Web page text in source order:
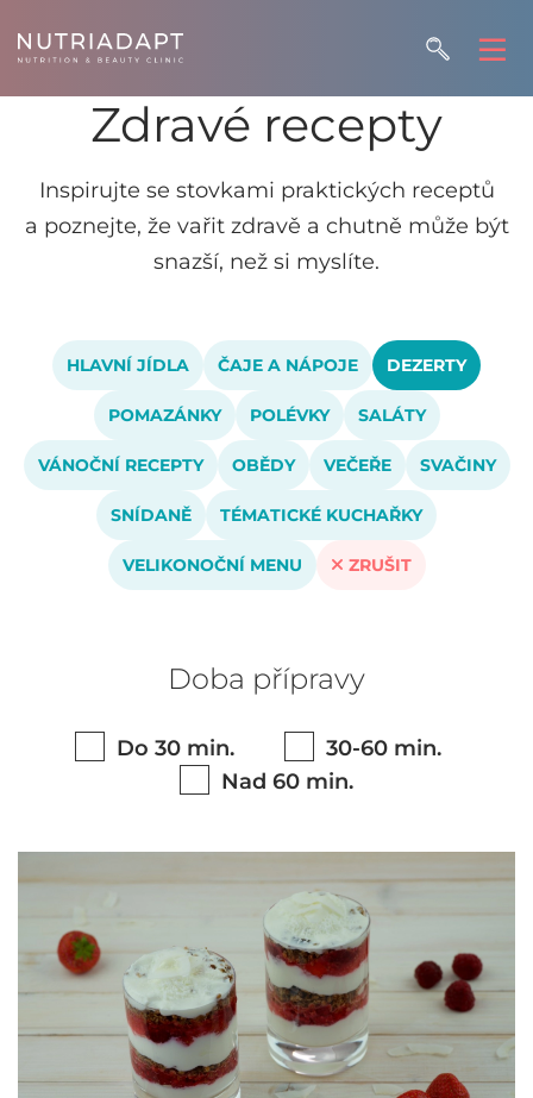
Zdravé recepty
Inspirujte se stovkami praktických receptů
a poznejte, že vařit zdravě a chutně může být
snazší, než si myslíte.
HLAVNÍ JÍDLA ČAJE A NÁPOJE DEZERTY
POMAZÁNKY POLÉVKY SALÁTY
VÁNOČNÍ RECEPTY OBĚDY VEČEŘE SVAČINY
SNÍDANĚ TÉMATICKÉ KUCHAŘKY
VELIKONOČNÍ MENU ZRUŠIT
Doba přípravy
Do 30 min.
30-60 min.
Nad 60 min.